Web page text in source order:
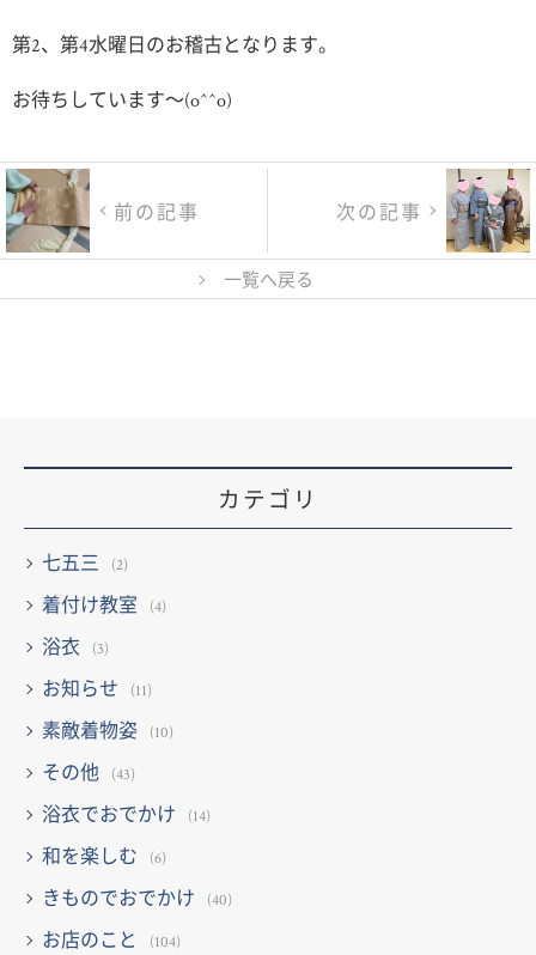
第2、第4水曜日のお稽古となります。
お待ちしています〜(o^^o)
前の記事 次の記事
一覧へ戻る
カテゴリ
七五三 (2)
着付け教室 (4)
浴衣 (3)
お知らせ (11)
素敵着物姿 (10)
その他 (43)
浴衣でおでかけ (14)
和を楽しむ (6)
きものでおでかけ (40)
お店のこと (104)